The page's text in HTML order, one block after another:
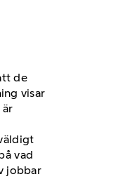
de
visar
vad
jobbar